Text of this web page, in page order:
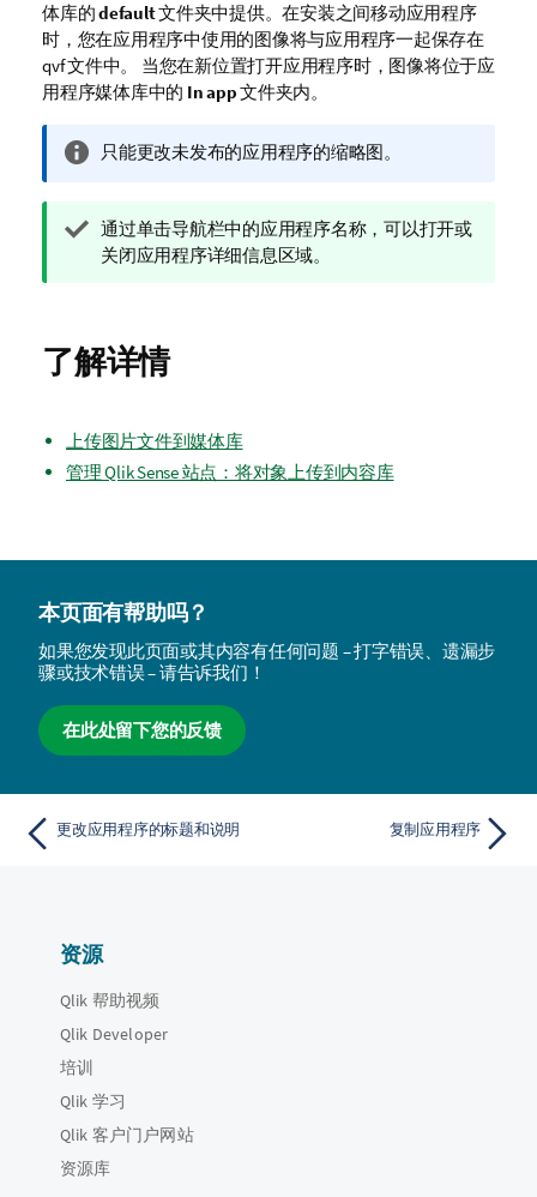
体库的default文件夹中提供。在安装之间移动应用程序
时，您在应用程序中使用的图像将与应用程序一起保存在
qvf 文件中。 当您在新位置打开应用程序时，图像将位于应
用程序媒体库中的 In app文件夹内。
信
释
只能更改未发布的应用程序的缩略图。
提
示
通过单击导航栏中的应用程序名称，可以打开或
关闭应用程序详细信息区域。
了解详情
上传图片文件到媒体库
管理 Qlik Sense 站点：将对象上传到内容库
本页面有帮助吗？
如果您发现此页面或其内容有任何问题 – 打字错误、遗漏步
骤或技术错误 – 请告诉我们！
在此处留下您的反馈
更改应用程序的标题和说明 复制应用程序
资源
Qlik 帮助视频
Qlik Developer
培训
Qlik 学习
Qlik 客户门户网站
资源库